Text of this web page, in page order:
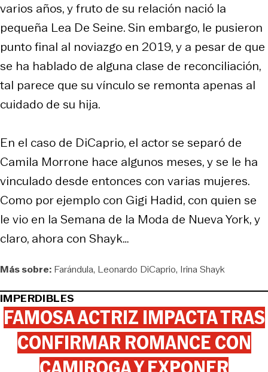
varios años, y fruto de su relación nació la
pequeña Lea De Seine. Sin embargo, le pusieron
punto final al noviazgo en 2019, y a pesar de que
se ha hablado de alguna clase de reconciliación,
tal parece que su vínculo se remonta apenas al
cuidado de su hija.
En el caso de DiCaprio, el actor se separó de
Camila Morrone hace algunos meses, y se le ha
vinculado desde entonces con varias mujeres.
Como por ejemplo con Gigi Hadid, con quien se
le vio en la Semana de la Moda de Nueva York, y
claro, ahora con Shayk…
Más sobre: Farándula Leonardo DiCaprio Irina Shayk
IMPERDIBLES
FAMOSA ACTRIZ IMPACTA TRAS
CONFIRMAR ROMANCE CON